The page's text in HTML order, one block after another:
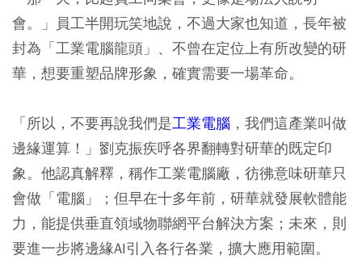
會。」員工半開玩笑地說，不過大家也知道，長年被
封為「工業電腦龍頭」、不曾在定位上有所改變的研
華，想要重塑品牌形象，確實需要一場革命。
「所以，不要再說我們是工業電腦 ，我們這產業叫做
邊緣運算！」劉克振疾呼各界翻轉對研華的既定印
象。他認真解釋，稱作工業電腦廠，彷彿意味研華只
會做「電腦」；但早在十多年前，研華就發展軟體能
力，能提供垂直領域物聯網平台解決方案；未來，則
要進一步將邊緣AI引入各行各業，擴大應用範圍。